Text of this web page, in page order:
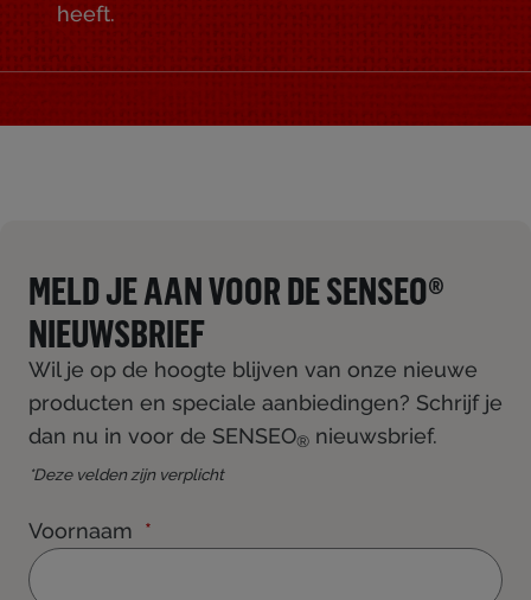
heeft.
MELD JE AAN VOOR DE SENSEO®
NIEUWSBRIEF
Wil je op de hoogte blijven van onze nieuwe
producten en speciale aanbiedingen? Schrijf je
dan nu in voor de SENSEO® nieuwsbrief.
*Deze velden zijn verplicht
Voornaam